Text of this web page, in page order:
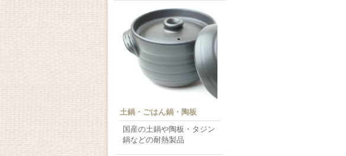
土鍋・ごはん鍋・陶板
国産の土鍋や陶板・タジン
鍋などの耐熱製品